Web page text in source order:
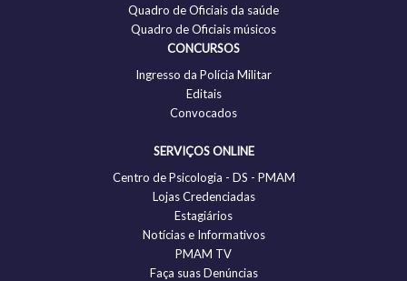
Quadro de Oficiais da saúde
Quadro de Oficiais músicos
CONCURSOS
Ingresso da Polícia Militar
Editais
Convocados
SERVIÇOS ONLINE
Centro de Psicologia - DS - PMAM
Lojas Credenciadas
Estagiários
Notícias e Informativos
PMAM TV
Faça suas Denúncias